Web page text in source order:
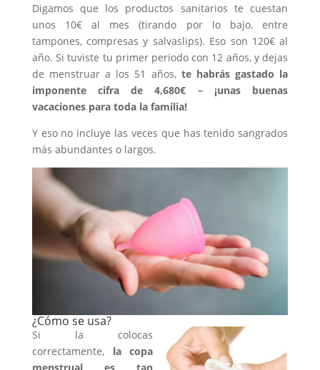
Digamos que los productos sanitarios te cuestan
unos 10€ al mes (tirando por lo bajo, entre
tampones, compresas y salvaslips). Eso son 120€ al
año. Si tuviste tu primer periodo con 12 años, y dejas
de menstruar a los 51 años, te habrás gastado la
imponente cifra de 4,680€ – ¡unas buenas
vacaciones para toda la familia!
Y eso no incluye las veces que has tenido sangrados
más abundantes o largos.
¿Cómo se usa?
Si la colocas
correctamente, la copa